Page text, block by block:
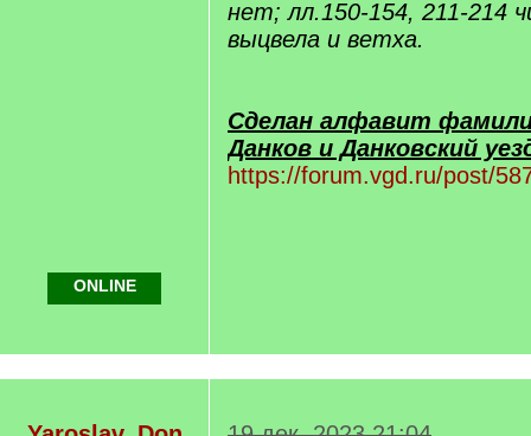
нет; лл.150-154, 211-214
выцвела и ветха.
Сделан алфавит
Данков и Данковский
https://forum.vgd.ru/post/
ONLINE